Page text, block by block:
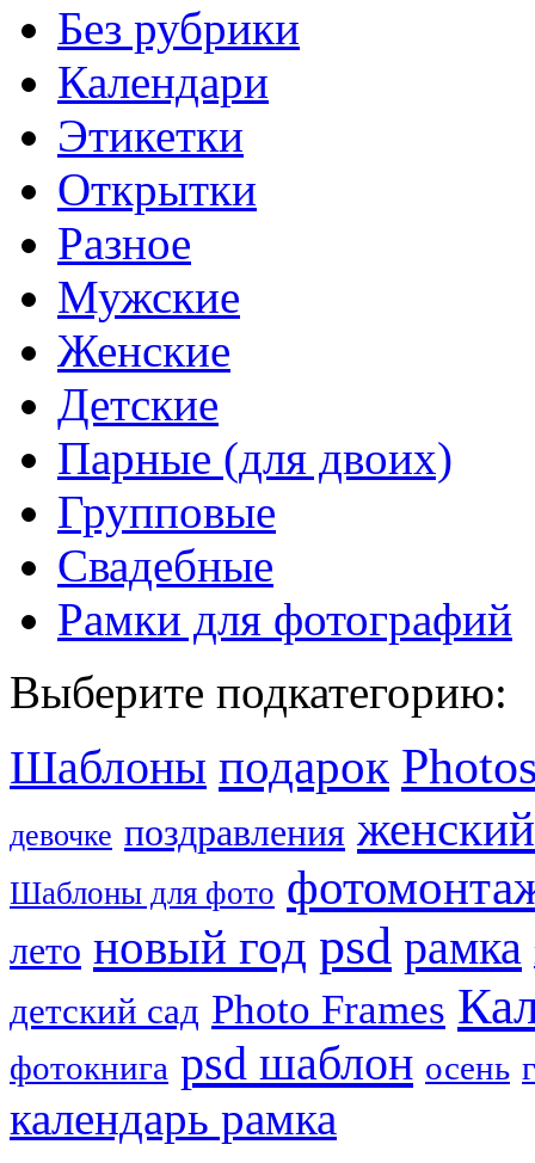
Без рубрики
Календари
Этикетки
Открытки
Разное
Мужские
Женские
Детские
Парные (для двоих)
Групповые
Свадебные
Рамки для фотографий
Выберите подкатегорию:
Шаблоны подарок
девочке поздравления
Шаблоны для фото
лето новый год psd рамка
детский сад Photo Frames
фотокнига psd шаблон осень
календарь рамка